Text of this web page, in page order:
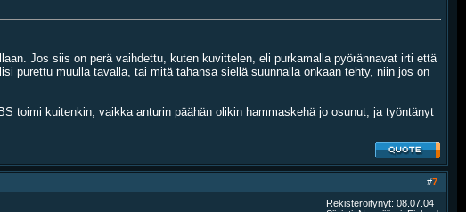
Jos siis on perä vaihdettu, kuten kuvittelen, eli purkamalla pyörännavat irti että
purettu muulla tavalla, tai mitä tahansa siellä suunnalla onkaan tehty, niin jos on
toimi kuitenkin, vaikka anturin päähän olikin hammaskehä jo osunut, ja työntänyt
#7
Rekisteröitynyt: 08.07.04